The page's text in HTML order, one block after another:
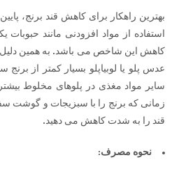
بهترین راهکار برای کاهش قند برنج،
استفاده از مواد افزودنی مانند
کاهش این شاخص می باشد. به همین دلیل
عدس پلو یا لوبیاپلو بسیار کمتر از
سایر مواد مغذی در پلوهای مخلوط
زمانی که برنج را با سبزیجات و
قند را به شدت کاهش می دهید.
نحوه مصرف: